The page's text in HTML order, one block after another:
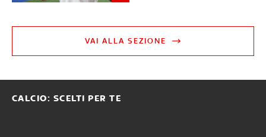
VAI ALLA SEZIONE
CALCIO: SCELTI PER TE